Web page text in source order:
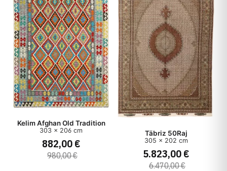
Kelim Afghan Old Tradition
303 x 206 cm
882,00 €
980,00 €
Täbriz 50Raj
305 x 202 cm
5.823,00 €
6.470,00 €